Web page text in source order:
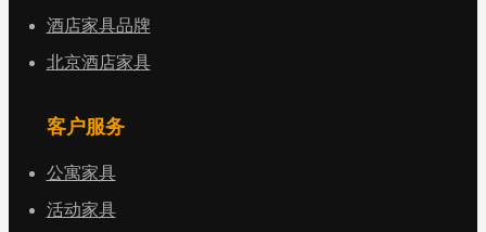
酒店家具品牌
北京酒店家具
客户服务
公寓家具
活动家具